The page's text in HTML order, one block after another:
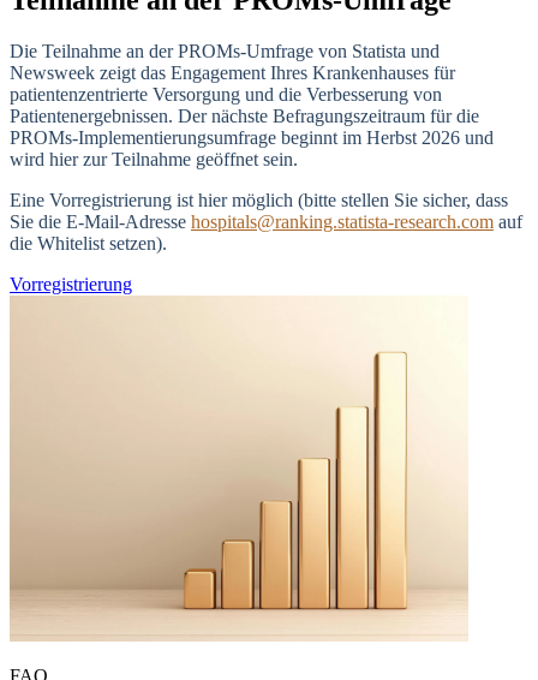
Die Teilnahme an der PROMs-Umfrage von Statista und
Newsweek zeigt das Engagement Ihres Krankenhauses für
patientenzentrierte Versorgung und die Verbesserung von
Patientenergebnissen. Der nächste Befragungszeitraum für die
PROMs-Implementierungsumfrage beginnt im Herbst 2026 und
wird hier zur Teilnahme geöffnet sein.
Eine Vorregistrierung ist hier möglich (bitte stellen Sie sicher, dass
Sie die E-Mail-Adresse hospitals@ranking.statista-research.com auf
die Whitelist setzen).
Vorregistrierung
FAQ